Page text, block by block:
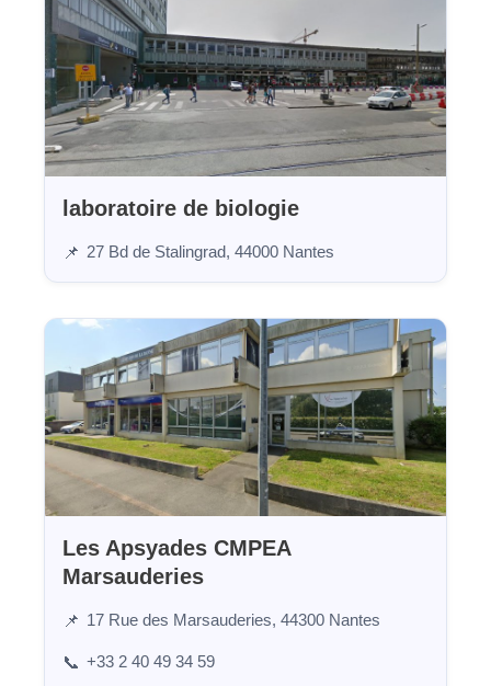
laboratoire de biologie
📌 27 Bd de Stalingrad, 44000 Nantes
Les Apsyades CMPEA
Marsauderies
📌 17 Rue des Marsauderies, 44300 Nantes
📞 +33 2 40 49 34 59